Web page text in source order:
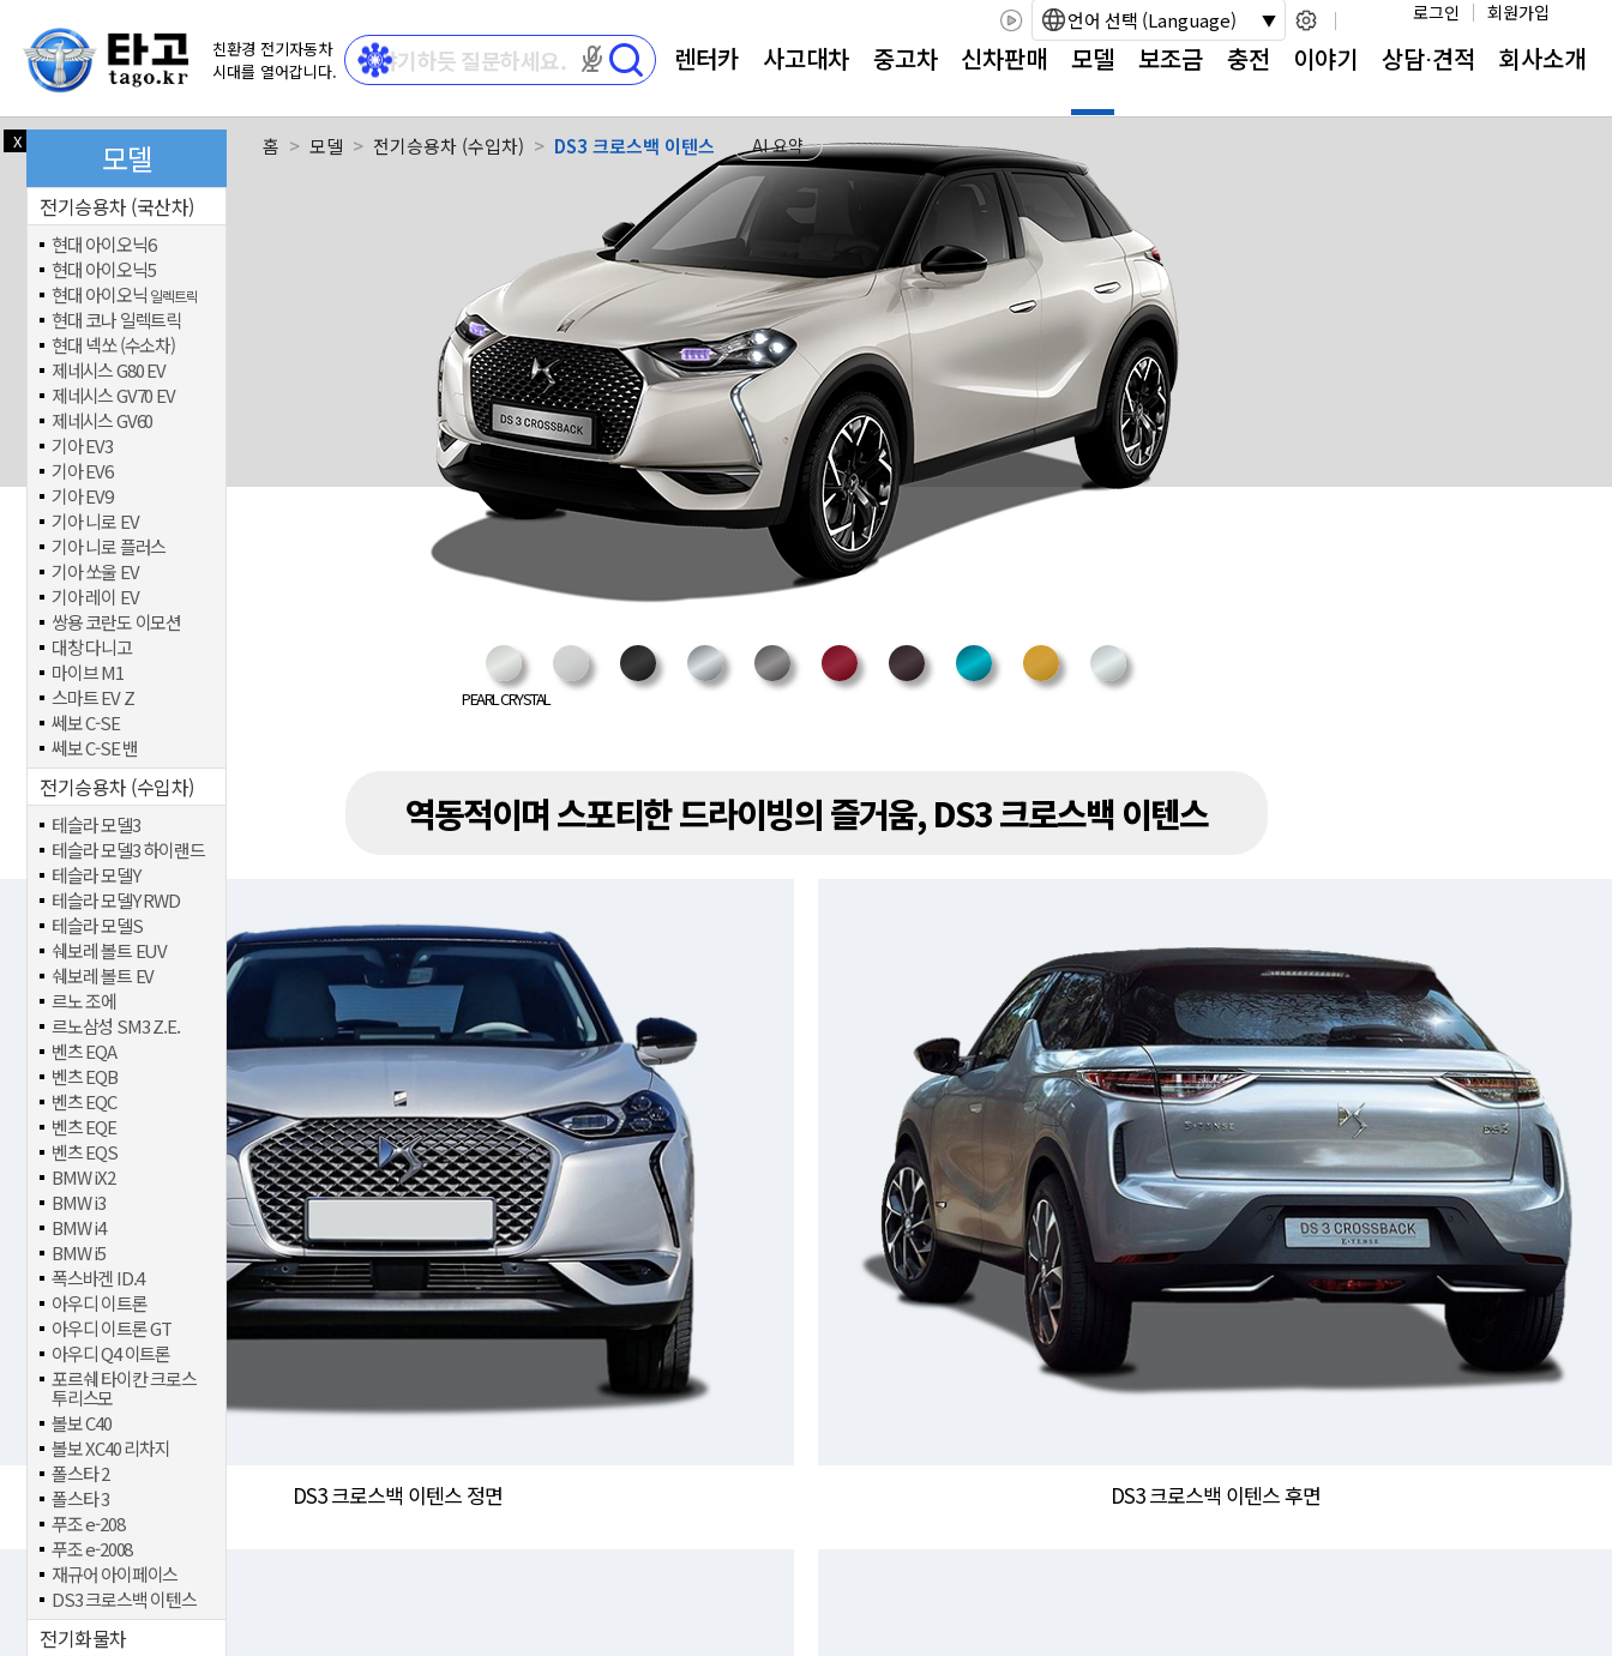
친환경 전기자동차
시대를 열어갑니다.
마이크 권한이 필요합니다
로그인 회원가입
언어 선택 (Language)
렌터카 사고대차 중고차 신차판매 모델 보조금 충전 이야기 상담⋅견적 회사소개
홈 모델 전기승용차 (수입차) DS3 크로스백 이텐스 AI 요약
X 모델
전기승용차 (국산차)
현대 아이오닉6
현대 아이오닉5
현대 아이오닉 일렉트릭
현대 코나 일렉트릭
현대 넥쏘 (수소차)
제네시스 G80 EV
제네시스 GV70 EV
제네시스 GV60
기아 EV3
기아 EV6
기아 EV9
기아 니로 EV
기아 니로 플러스
기아 쏘울 EV
기아 레이 EV
쌍용 코란도 이모션
대창 다니고
마이브 M1
스마트 EV Z
쎄보 C-SE
쎄보 C-SE 밴
전기승용차 (수입차)
테슬라 모델3
테슬라 모델3 하이랜드
테슬라 모델Y
테슬라 모델Y RWD
테슬라 모델S
쉐보레 볼트 EUV
쉐보레 볼트 EV
르노 조에
르노삼성 SM3 Z.E.
벤츠 EQA
벤츠 EQB
벤츠 EQC
벤츠 EQE
벤츠 EQS
BMW iX2
BMW i3
BMW i4
BMW i5
폭스바겐 ID.4
아우디 이트론
아우디 이트론 GT
아우디 Q4 이트론
포르쉐 타이칸 크로스
투리스모
볼보 C40
볼보 XC40 리차지
폴스타 2
폴스타 3
푸조 e-208
푸조 e-2008
재규어 아이페이스
DS3 크로스백 이텐스
전기화물차
PEARL CRYSTAL
역동적이며 스포티한 드라이빙의 즐거움, DS3 크로스백 이텐스
DS3 크로스백 이텐스 정면 DS3 크로스백 이텐스 후면